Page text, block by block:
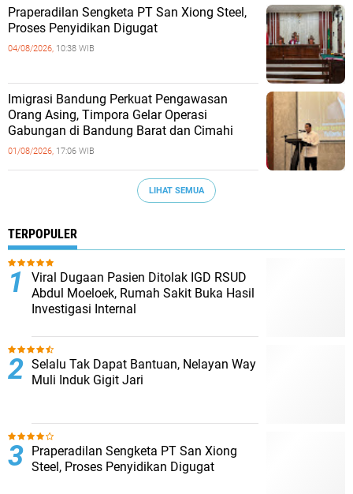
Praperadilan Sengketa PT San Xiong Steel,
Proses Penyidikan Digugat
04/08/2026, 10:38 WIB
Imigrasi Bandung Perkuat Pengawasan
Orang Asing, Timpora Gelar Operasi
Gabungan di Bandung Barat dan Cimahi
01/08/2026, 17:06 WIB
LIHAT SEMUA
TERPOPULER
Viral Dugaan Pasien Ditolak IGD RSUD
Abdul Moeloek, Rumah Sakit Buka Hasil
Investigasi Internal
Selalu Tak Dapat Bantuan, Nelayan Way
Muli Induk Gigit Jari
Praperadilan Sengketa PT San Xiong
Steel, Proses Penyidikan Digugat